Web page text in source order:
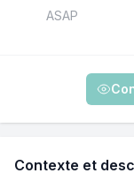
ASAP
Contexte et